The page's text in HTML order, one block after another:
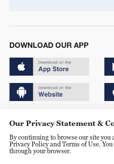
DOWNLOAD OUR APP
京ICP备20000184号
京公网安备 11010502050052号
Our Privacy Statement &
By continuing to browse our site you
Privacy Policy and Terms of Use.
through your browser.